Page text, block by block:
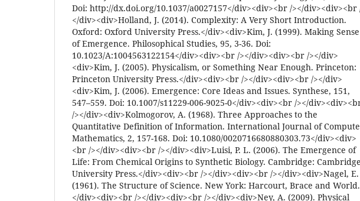
Doi: http://dx.doi.org/10.1037/a0027157</div><div><br /></div><div><br
</div><div>Holland, J. (2014). Complexity: A Very Short Introduction.
Oxford: Oxford University Press.</div><div>Kim, J. (1999). Making Sense
of Emergence. Philosophical Studies, 95, 3-36. Doi:
10.1023/A:1004563122154</div><div><br /></div><div><br /></div>
<div>Kim, J. (2005). Physicalism, or Something Near Enough. Princeton:
Princeton University Press.</div><div><br /></div><div><br /></div>
<div>Kim, J. (2006). Emergence: Core Ideas and Issues. Synthese, 151,
547–559. Doi: 10.1007/s11229-006-9025-0</div><div><br /></
/></div><div>Kolmogorov, A. (1968). Three Approaches to the
Quantitative Definition of Information. International Journal of
Mathematics, 2, 157-168. Doi: 10.1080/0020716680880303.73</div><div>
<br /></div><div><br /></div><div>Luisi, P. L. (2006). The Emergence of
Life: From Chemical Origins to Synthetic Biology. Cambridge: Cambridge
University Press.</div><div><br /></div><div><br /></div><div>Nagel, E.
(1961). The Structure of Science. New York: Harcourt, Brace and World.
</div><div><br /></div><div><br /></div><div>Ney, A. (2009). Physical